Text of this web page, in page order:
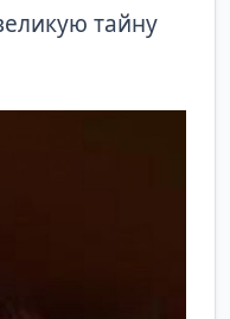
тайну